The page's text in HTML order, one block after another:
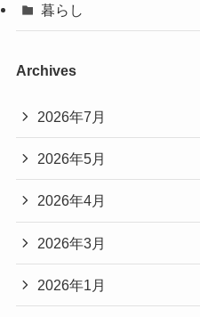
暮らし
Archives
2026年7月
2026年5月
2026年4月
2026年3月
2026年1月